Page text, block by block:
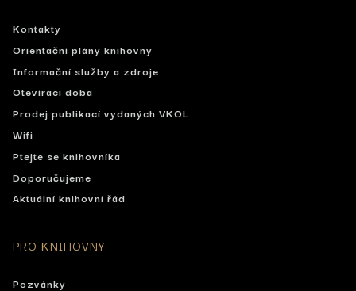
Kontakty
Orientační plány knihovny
Informační služby a zdroje
Otevírací doba
Prodej publikací vydaných VKOL
Wifi
Ptejte se knihovníka
Doporučujeme
Aktuální knihovní řád
PRO KNIHOVNY
Pozvánky